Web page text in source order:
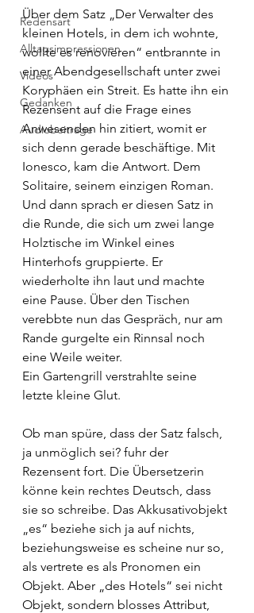
Redensart
Alltagsimpressionen
Videos
Gedanken
Audiobeiträge
Über dem Satz „Der Verwalter des
kleinen Hotels, in dem ich wohnte,
wollte es renovieren“ entbrannte in
einer Abendgesellschaft unter zwei
Koryphäen ein Streit. Es hatte ihn ein
Rezensent auf die Frage eines
Anwesenden hin zitiert, womit er
sich denn gerade beschäftige. Mit
Ionesco, kam die Antwort. Dem
Solitaire, seinem einzigen Roman.
Und dann sprach er diesen Satz in
die Runde, die sich um zwei lange
Holztische im Winkel eines
Hinterhofs gruppierte. Er
wiederholte ihn laut und machte
eine Pause. Über den Tischen
verebbte nun das Gespräch, nur am
Rande gurgelte ein Rinnsal noch
eine Weile weiter.
Ein Gartengrill verstrahlte seine
letzte kleine Glut.
Ob man spüre, dass der Satz falsch,
ja unmöglich sei? fuhr der
Rezensent fort. Die Übersetzerin
könne kein rechtes Deutsch, dass
sie so schreibe. Das Akkusativobjekt
„es“ beziehe sich ja auf nichts,
beziehungsweise es scheine nur so,
als vertrete es als Pronomen ein
Objekt. Aber „des Hotels“ sei nicht
Objekt, sondern blosses Attribut,